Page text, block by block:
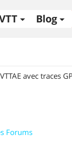
Blog
avec traces
Forums